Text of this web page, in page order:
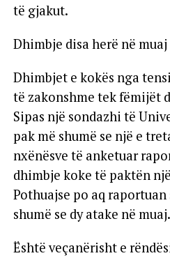
të gjakut.
Dhimbje disa herë në muaj
Dhimbjet e kokës nga
të zakonshme tek fëmijët
Sipas një sondazhi të
pak më shumë se një e
nxënësve të anketuar
dhimbje koke të paktën
Pothuajse po aq
shumë se dy atake në muaj.
Është veçanërisht e